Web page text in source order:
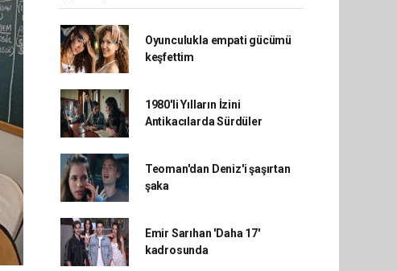
Oyunculukla empati gücümü
keşfettim
1980'li Yılların İzini
Antikacılarda Sürdüler
Teoman'dan Deniz'i şaşırtan
şaka
Emir Sarıhan 'Daha 17'
kadrosunda